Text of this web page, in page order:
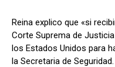
Reina explico que «si
Corte Suprema de
los Estados Unidos para
la Secretaria de Seguridad.